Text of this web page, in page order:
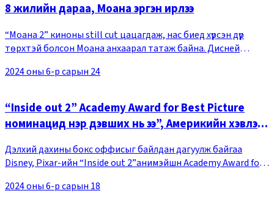
8 жилийн дараа, Моана эргэн ирлээ
“Моана 2” киноны still cut цацагдаж, нас биед хүрсэн дүр
төрхтэй болсон Моана анхаарал татаж байна. Дисней
мэдээлэхдээ, зурагтай хамт “Ирэх 11-
2024 оны 6-р сарын 24
“Inside out 2” Academy Award for Best Picture
номинацид нэр дэвших нь ээ”, Америкийн хэвлэл
Дэлхий дахины бокс оффисыг байлдан дагуулж байгаа
Disney, Pixar-ийн “Inside out 2”анимэйшн Academy Award for
төлөв гарчээ.Variety 2024 оны 06-р сары
2024 оны 6-р сарын 18